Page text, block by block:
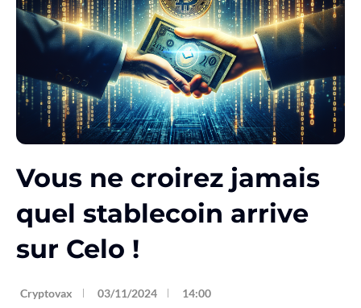
Vous ne croirez jamais
quel stablecoin arrive
sur Celo !
Cryptovax 03/11/2024 14:00